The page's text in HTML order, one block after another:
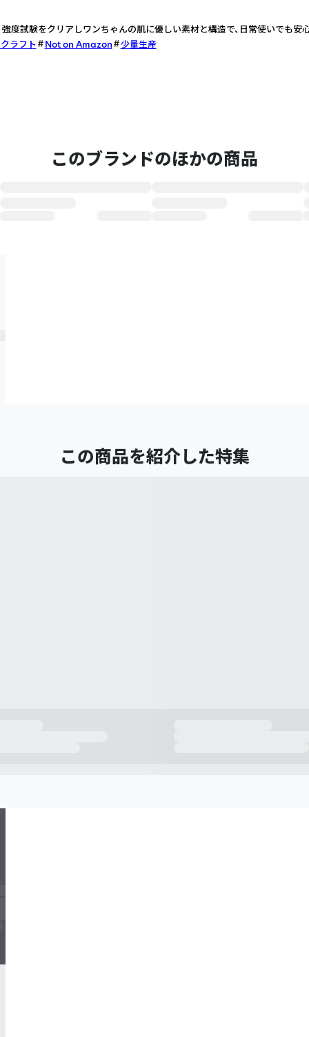
度試験をクリアしワンちゃんの肌に優しい素材と構造で、日常使いでも安
ラフト
Not on Amazon 少量生産
このブランドのほかの商品
この商品を紹介した特集